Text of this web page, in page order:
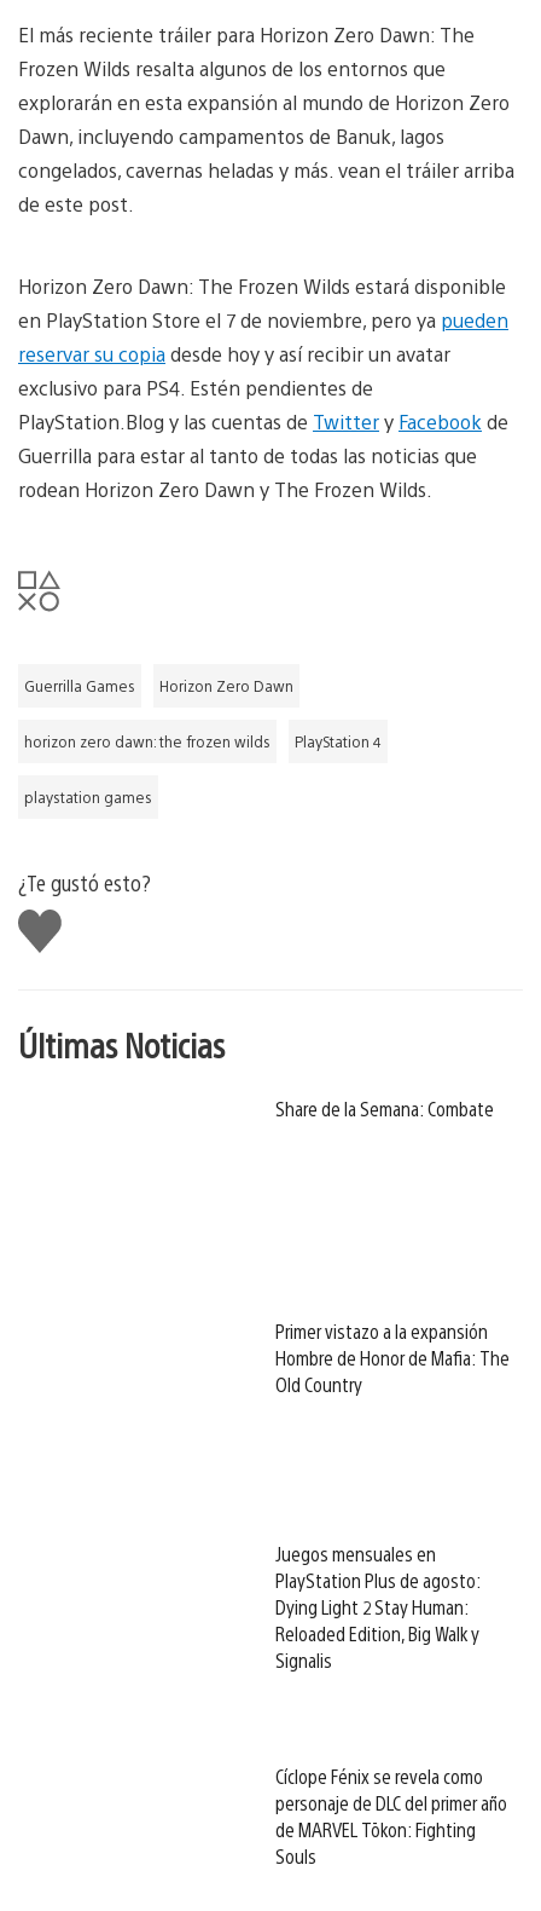
El más reciente tráiler para Horizon Zero Dawn: The
Frozen Wilds resalta algunos de los entornos que
explorarán en esta expansión al mundo de Horizon Zero
Dawn, incluyendo campamentos de Banuk, lagos
congelados, cavernas heladas y más. vean el tráiler arriba
de este post.
Horizon Zero Dawn: The Frozen Wilds estará disponible
en PlayStation Store el 7 de noviembre, pero ya pueden
reservar su copiadesde hoy y así recibir un avatar
exclusivo para PS4. Estén pendientes de
PlayStation.Blog y las cuentas de Twittery Facebook de
Guerrilla para estar al tanto de todas las noticias que
rodean Horizon Zero Dawn y The Frozen Wilds.
Guerrilla Games Horizon Zero Dawn
horizon zero dawn: the frozen wilds PlayStation 4
playstation games
¿Te gustó esto?
Me
gusta
Últimas Noticias
Share de la Semana: Combate
Primer vistazo a la expansión
Hombre de Honor de Mafia: The
Old Country
Juegos mensuales en
PlayStation Plus de agosto:
Dying Light 2 Stay Human:
Reloaded Edition, Big Walk y
Signalis
Cíclope Fénix se revela como
personaje de DLC del primer año
de MARVEL Tōkon: Fighting
Souls